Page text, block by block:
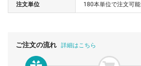
注文単位 180本単位で注文可能
ご注文の流れ 詳細はこちら